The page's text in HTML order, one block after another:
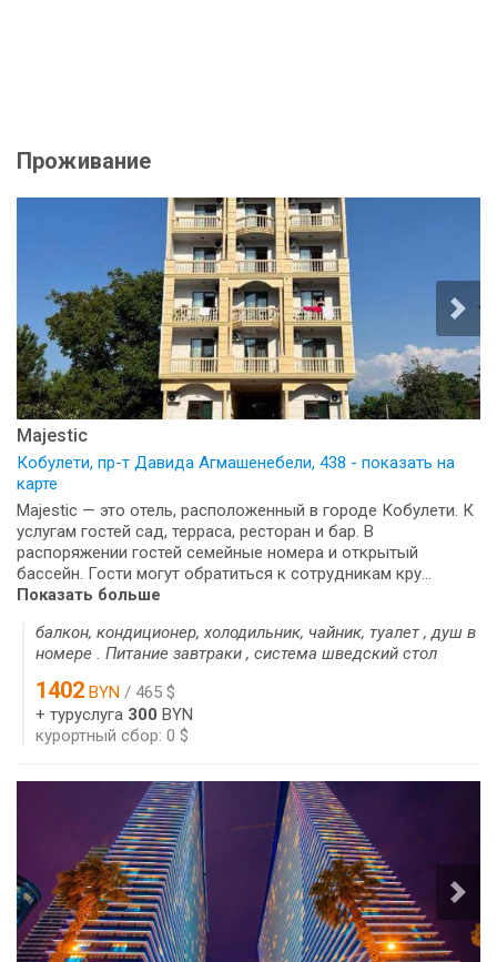
Проживание
Majestic
Кобулети, пр-т Давида Агмашенебели, 438 - показать на
карте
Majestic — это отель, расположенный в городе Кобулети. К
услугам гостей сад, терраса, ресторан и бар. В
распоряжении гостей семейные номера и открытый
бассейн. Гости могут обратиться к сотрудникам кру...
Показать больше
балкон, кондиционер, холодильник, чайник, туалет , душ в
номере . Питание завтраки , система шведский стол
1402 BYN / 465 $
+ туруслуга 300 BYN
курортный сбор: 0 $